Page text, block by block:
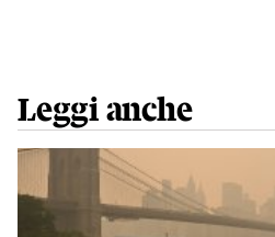
Leggi anche